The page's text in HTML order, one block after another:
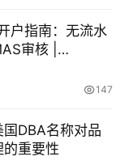
户指南：无流水
审核 |
147
DBA名称对品
重要性